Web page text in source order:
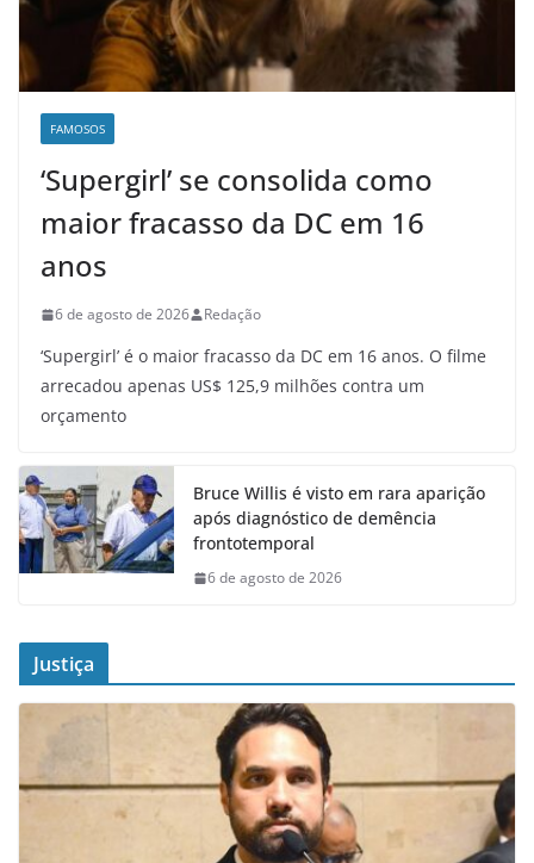
FAMOSOS
‘Supergirl’ se consolida como
maior fracasso da DC em 16
anos
6 de agosto de 2026 Redação
‘Supergirl’ é o maior fracasso da DC em 16 anos. O filme
arrecadou apenas US$ 125,9 milhões contra um
orçamento
Bruce Willis é visto em rara aparição
após diagnóstico de demência
frontotemporal
6 de agosto de 2026
Justiça